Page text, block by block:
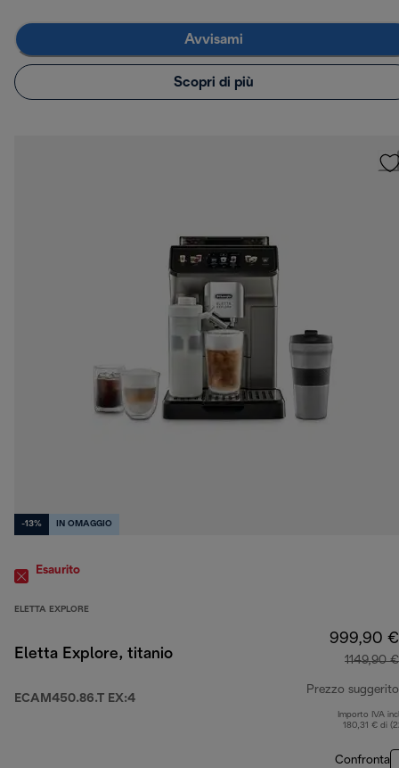
Avvisami
Scopri di più
-13% IN OMAGGIO
Esaurito
ELETTA EXPLORE
Eletta Explore, titanio
ECAM450.86.T EX:4
999,90 €
1149,90 €
Prezzo suggerito
Importo IVA
180,31 € di
Confronta